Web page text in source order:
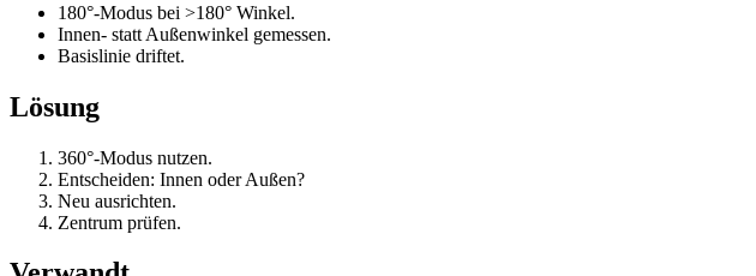
180°-Modus bei >180° Winkel.
Innen- statt Außenwinkel gemessen.
Basislinie driftet.
Lösung
360°-Modus nutzen.
Entscheiden: Innen oder Außen?
Neu ausrichten.
Zentrum prüfen.